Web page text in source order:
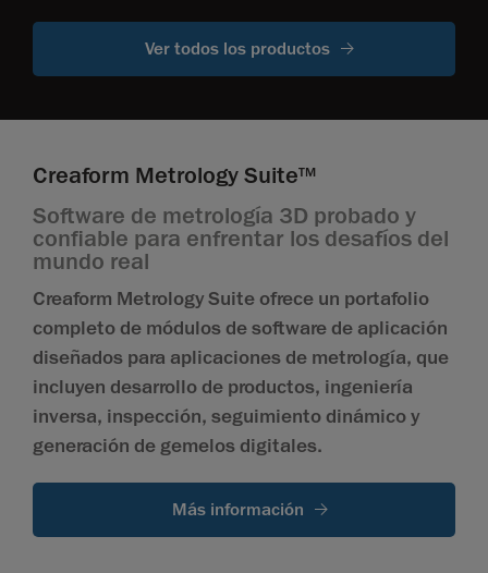
Ver todos los productos
Creaform Metrology SuiteTM
Software de metrología 3D probado y
confiable para enfrentar los desafíos del
mundo real
Creaform Metrology Suite ofrece un portafolio
completo de módulos de software de aplicación
diseñados para aplicaciones de metrología, que
incluyen desarrollo de productos, ingeniería
inversa, inspección, seguimiento dinámico y
generación de gemelos digitales.
Más información